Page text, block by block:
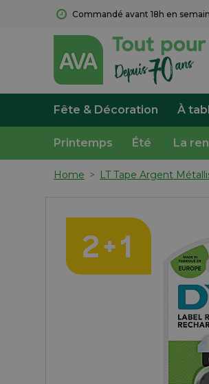
Commandé avant 18h en
Fête & Décoration À
Printemps Été La
Home > LT Tape Argent